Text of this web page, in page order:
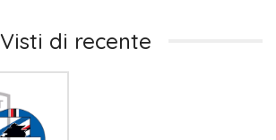
Visti di recente